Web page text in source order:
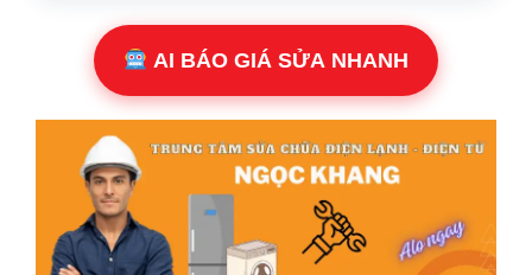
AI BÁO GIÁ SỬA NHANH